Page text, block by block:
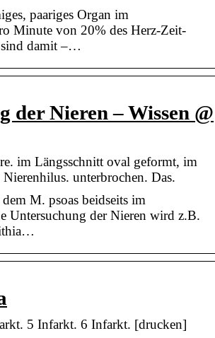
paariges Organ im
Minute von 20% des Herz-Zeit-
sind damit –…
der Nieren – Wissen @
im Längsschnitt oval geformt, im
unterbrochen. Das.
M. psoas beidseits im
Untersuchung der Nieren wird z.B.
5 Infarkt. 6 Infarkt. [drucken]